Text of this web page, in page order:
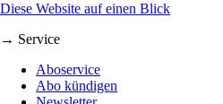
Diese Website auf einen Blick
→ Service
Aboservice
Abo kündigen